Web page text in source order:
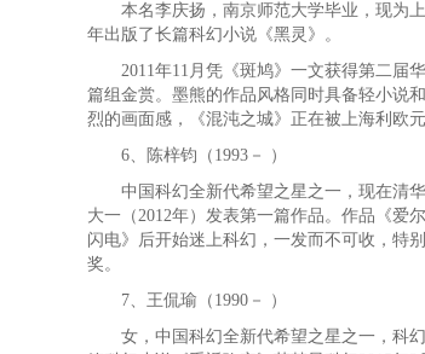
本名李庆扬，南京师范大学毕业，现为上
年出版了长篇科幻小说《黑灵》。
2011年11月凭《斑鸠》一文获得第二届华
篇组金赏。墨熊的作品风格同时具备轻小说
烈的画面感，《混沌之城》正在被上海利欧
6、陈梓钧（1993－ ）
中国科幻全新代希望之星之一，现在清华
大一（2012年）发表第一篇作品。作品《爱
闪电》后开始迷上科幻，一发而不可收，特
奖。
7、王侃瑜（1990－ ）
女，中国科幻全新代希望之星之一，科幻